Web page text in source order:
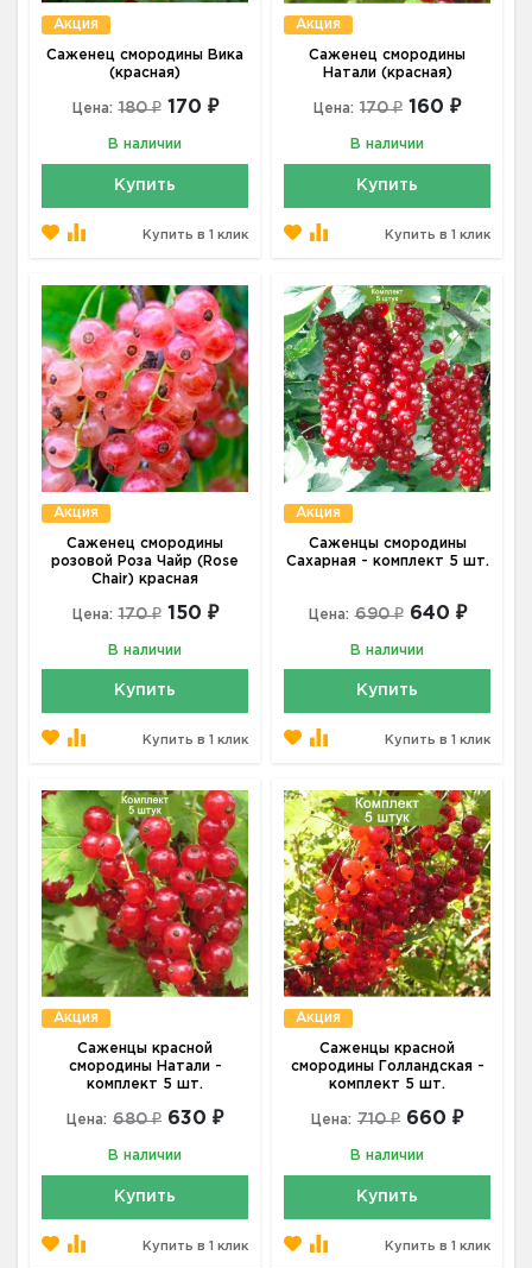
Акция
Саженец смородины Вика
(красная)
Цена: 180 ₽ 170 ₽
В наличии
Купить
Купить в 1 клик
Акция
Саженец смородины
Натали (красная)
Цена: 170 ₽ 160 ₽
В наличии
Купить
Купить в 1 клик
Акция
Саженец смородины
розовой Роза Чайр (Rose
Chair) красная
Цена: 170 ₽ 150 ₽
В наличии
Купить
Купить в 1 клик
Акция
Саженцы смородины
Сахарная - комплект 5 шт.
Цена: 690 ₽ 640 ₽
В наличии
Купить
Купить в 1 клик
Акция
Саженцы красной
смородины Натали -
комплект 5 шт.
Цена: 680 ₽ 630 ₽
В наличии
Купить
Купить в 1 клик
Акция
Саженцы красной
смородины Голландская -
комплект 5 шт.
Цена: 710 ₽ 660 ₽
В наличии
Купить
Купить в 1 клик